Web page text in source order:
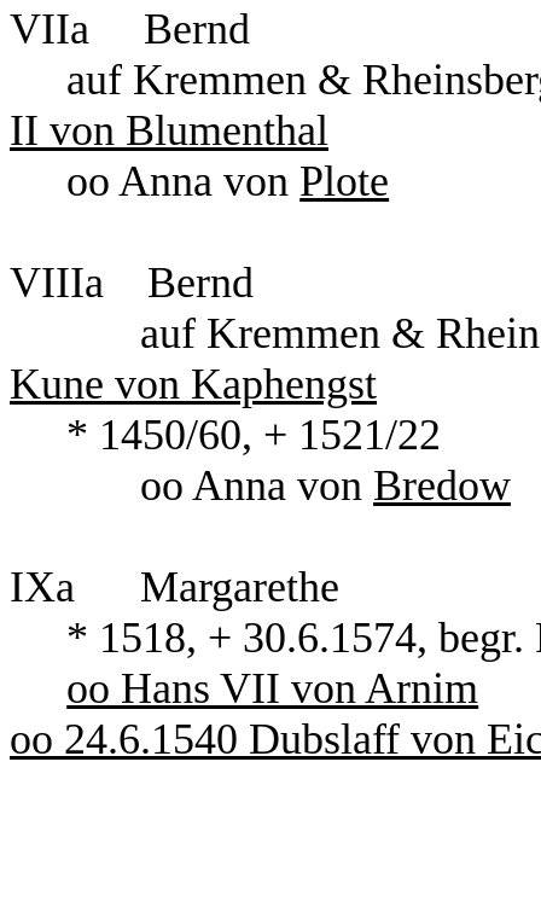
VIIa
auf Kremmen
II von Blumenthal
oo Anna von Plote
VIIIa
auf
Kune von Kaphengst
* 1450/60, + 1521/22
oo Anna von Bredow
IXa
* 1518, +
oo Hans VII von Arnim
oo 24.6.1540 Dubslaff von